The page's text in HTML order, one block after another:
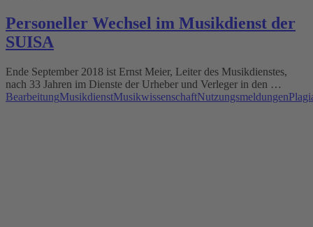
Personeller Wechsel im Musikdienst der
SUISA
Ende September 2018 ist Ernst Meier, Leiter des Musikdienstes,
nach 33 Jahren im Dienste der Urheber und Verleger in den …
BearbeitungMusikdienstMusikwissenschaftNutzungsmeldungen